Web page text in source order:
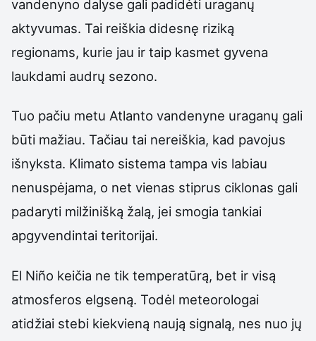
vandenyno dalyse gali padidėti uraganų
aktyvumas. Tai reiškia didesnę riziką
regionams, kurie jau ir taip kasmet gyvena
laukdami audrų sezono.
Tuo pačiu metu Atlanto vandenyne uraganų gali
būti mažiau. Tačiau tai nereiškia, kad pavojus
išnyksta. Klimato sistema tampa vis labiau
nenuspėjama, o net vienas stiprus ciklonas gali
padaryti milžinišką žalą, jei smogia tankiai
apgyvendintai teritorijai.
El Niño keičia ne tik temperatūrą, bet ir visą
atmosferos elgseną. Todėl meteorologai
atidžiai stebi kiekvieną naują signalą, nes nuo jų